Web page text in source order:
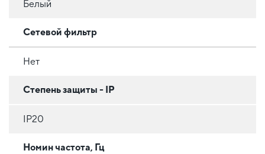
Белый
Сетевой фильтр
Нет
Степень защиты - IP
IP20
Номин частота, Гц